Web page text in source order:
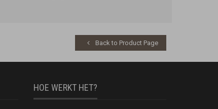
Back to Product Page
HOE WERKT HET?